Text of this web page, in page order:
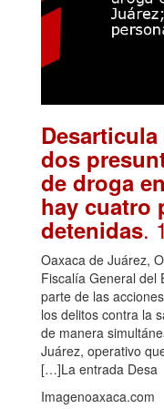
dos
de droga
hay cuatro
detenidas.
Oaxaca de Juárez,
Fiscalía General del
parte de las
los delitos contra la
de manera
Juárez, operativo
[…]La entrada Desa
Imagenoaxaca.com